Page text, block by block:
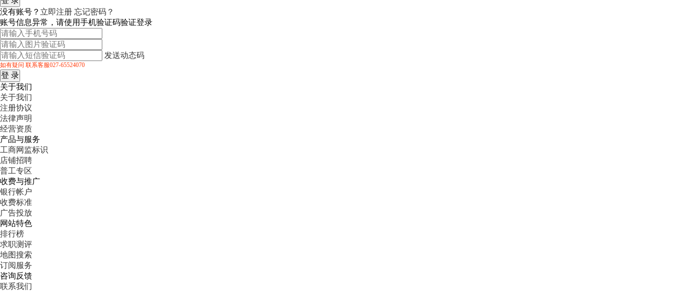
没有账号？ 立即注册 忘记密码？
账号信息异常，请使用手机验证码验证登录
发送动态码
如有疑问 联系客服027-65524070
关于我们
关于我们
注册协议
法律声明
经营资质
产品与服务
工商网监标识
店铺招聘
普工专区
收费与推广
银行帐户
收费标准
广告投放
网站特色
排行榜
求职测评
地图搜索
订阅服务
咨询反馈
联系我们